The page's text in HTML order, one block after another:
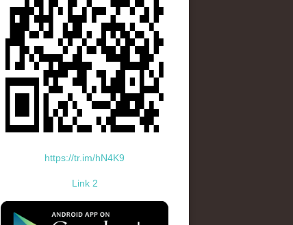
https://tr.im/hN4K9
Link 2
standard-icon-googleplay-app-store.png